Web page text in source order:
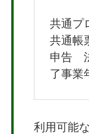
共通プ
共通帳
申告
了事業
利用可能